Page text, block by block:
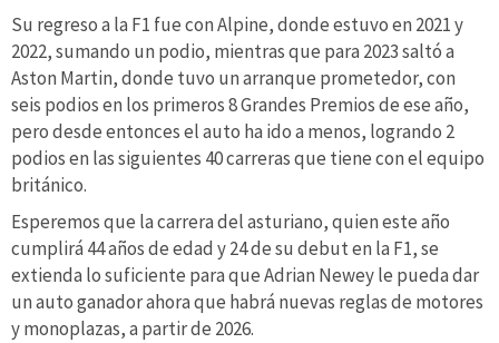
Su regreso a la F1 fue con Alpine, donde estuvo en 2021 y
2022, sumando un podio, mientras que para 2023 saltó a
Aston Martin, donde tuvo un arranque prometedor, con
seis podios en los primeros 8 Grandes Premios de ese año,
pero desde entonces el auto ha ido a menos, logrando 2
podios en las siguientes 40 carreras que tiene con el equipo
británico.
Esperemos que la carrera del asturiano, quien este año
cumplirá 44 años de edad y 24 de su debut en la F1, se
extienda lo suficiente para que Adrian Newey le pueda dar
un auto ganador ahora que habrá nuevas reglas de motores
y monoplazas, a partir de 2026.